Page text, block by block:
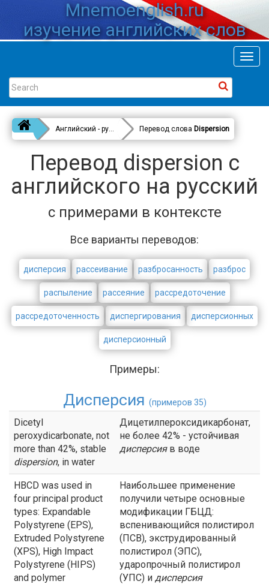
Mnemoenglish.ru
изучение английских слов
Английский - русский Перевод слова Dispersion
Перевод dispersion с
английского на русский
с примерами в контексте
Все варианты переводов:
дисперсия рассеивание разбросанность разброс
распыление рассеяние рассредоточение
рассредоточенность диспергирования дисперсионных
дисперсионный
Примеры:
Дисперсия (примеров 35)
Dicetyl
peroxydicarbonate, not
more than 42%, stable
dispersion, in water
Дицетилпероксидикарбонат,
не более 42% - устойчивая
дисперсияв воде
HBCD was used in
four principal product
types: Expandable
Polystyrene (EPS),
Extruded Polystyrene
(XPS), High Impact
Polystyrene (HIPS)
and polymer
Наибольшее применение
получили четыре основные
модификации ГБЦД:
вспенивающийся полистирол
(ПСВ), экструдированный
полистирол (ЭПС),
ударопрочный полистирол
(УПС) и дисперсия